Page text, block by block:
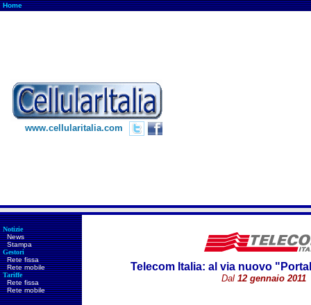
Home
www.cellularitalia.com
Notizie
News
Stampa
Gestori
Rete fissa
Rete mobile
Tariffe
Rete fissa
Rete mobile
Telecom Italia: al via nuovo
Dal12 gennaio 2011